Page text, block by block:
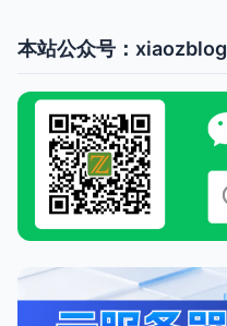
本站公众号：xiaozblog